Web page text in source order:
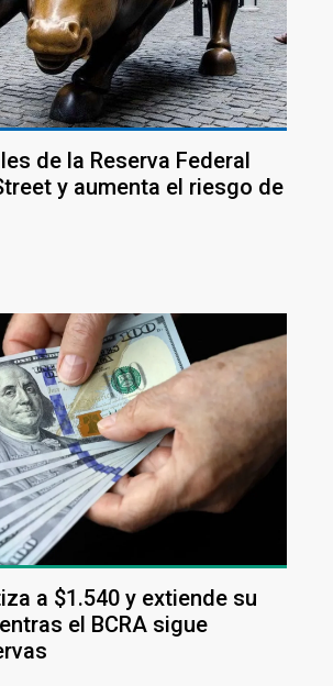
de la Reserva Federal
y aumenta el riesgo de
a $1.540 y extiende su
el BCRA sigue